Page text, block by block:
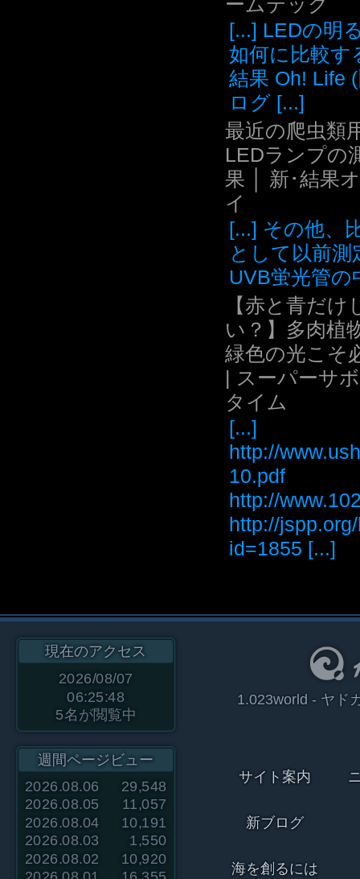
[...] LEDの明
如何に比較す
結果 Oh! Life
ログ [...]
最近の爬虫類
LEDランプの
果 │ 新･結果
イ
[...] その他、
として以前測
UVB蛍光管の
【赤と青だけ
い？】多肉植
緑色の光こそ
| スーパーサ
タイム
[...]
http://
10.pdf
http://
http://
id=1855 [...]
現在のアクセス
2026/08/07
06:25:48
5名が閲覧中
週間ページビュー
2026.08.06
29,548
2026.08.05
11,057
2026.08.04
10,191
2026.08.03
1,550
2026.08.02
10,920
1.023world - ヤド
サイト案内
新ブログ
海を創るには